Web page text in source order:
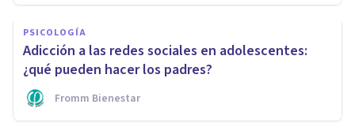
PSICOLOGÍA
Adicción a las redes sociales en adolescentes:
¿qué pueden hacer los padres?
Fromm Bienestar